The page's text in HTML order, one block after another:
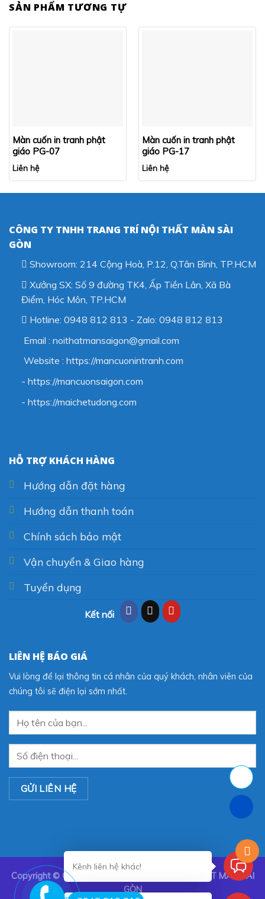
SẢN PHẨM TƯƠNG TỰ
Màn cuốn in tranh phật
giáo PG-07
Liên hệ
Màn cuốn in tranh phật
giáo PG-17
Liên hệ
CÔNG TY TNHH TRANG TRÍ NỘI THẤT MÀN SÀI
GÒN
Showroom: 214 Cộng Hoà, P.12, Q.Tân Bình, TP.HCM
Xưởng SX: Số 9 đường TK4, Ấp Tiền Lân, Xã Bà
Điểm, Hóc Môn, TP.HCM
Hotline: 0948 812 813 - Zalo: 0948 812 813
Email : noithatmansaigon@gmail.com
Website : https://mancuonintranh.com
- https://mancuonsaigon.com
- https://maichetudong.com
HỖ TRỢ KHÁCH HÀNG
Hướng dẫn đặt hàng
Hướng dẫn thanh toán
Chính sách bảo mật
Vận chuyển & Giao hàng
Tuyển dụng
Kết nối
LIÊN HỆ BÁO GIÁ
Vui lòng để lại thông tin cá nhân của quý khách, nhân viên của
chúng tôi sẽ điện lại sớm nhất.
Copyright © CÔNG TY TNHH TRANG TRÍ NỘI THẤT MÀN SÀI
GÒN
Kênh liên hệ khác!